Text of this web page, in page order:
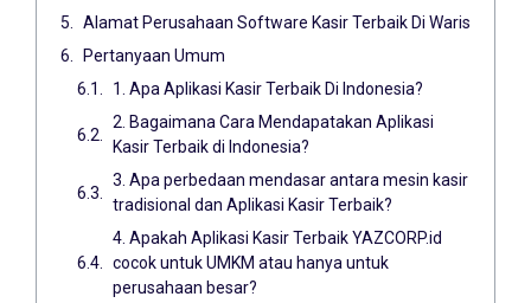
Alamat Perusahaan Software Kasir Terbaik Di Waris
Pertanyaan Umum
1. Apa Aplikasi Kasir Terbaik Di Indonesia?
2. Bagaimana Cara Mendapatakan Aplikasi
Kasir Terbaik di Indonesia?
3. Apa perbedaan mendasar antara mesin kasir
tradisional dan Aplikasi Kasir Terbaik?
4. Apakah Aplikasi Kasir Terbaik YAZCORP.id
cocok untuk UMKM atau hanya untuk
perusahaan besar?